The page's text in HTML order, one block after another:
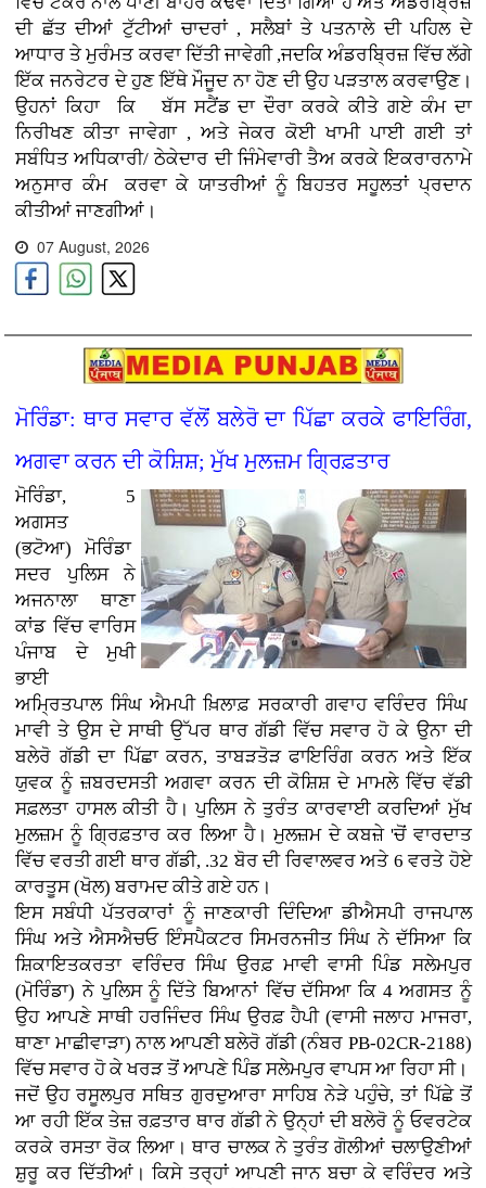
ਦੀ ਛੱਤ ਦੀਆਂ ਟੁੱਟੀਆਂ ਚਾਦਰਾਂ , ਸਲੈਬਾਂ ਤੇ ਪਤਨਾਲੇ ਦੀ ਪਹਿਲ ਦੇ
ਆਧਾਰ ਤੇ ਮੁਰੰਮਤ ਕਰਵਾ ਦਿੱਤੀ ਜਾਵੇਗੀ ,ਜਦਕਿ ਅੰਡਰਬ੍ਰਿਜ਼ ਵਿੱਚ ਲੱਗੇ
ਇੱਕ ਜਨਰੇਟਰ ਦੇ ਹੁਣ ਇੱਥੇ ਮੌਜੂਦ ਨਾ ਹੋਣ ਦੀ ਉਹ ਪੜਤਾਲ ਕਰਵਾਉਣ।
ਉਹਨਾਂ ਕਿਹਾ ਕਿ ਬੱਸ ਸਟੈਂਡ ਦਾ ਦੌਰਾ ਕਰਕੇ ਕੀਤੇ ਗਏ ਕੰਮ ਦਾ
ਨਿਰੀਖਣ ਕੀਤਾ ਜਾਵੇਗਾ , ਅਤੇ ਜੇਕਰ ਕੋਈ ਖਾਮੀ ਪਾਈ ਗਈ ਤਾਂ
ਸਬੰਧਿਤ ਅਧਿਕਾਰੀ/ ਠੇਕੇਦਾਰ ਦੀ ਜਿੰਮੇਵਾਰੀ ਤੈਅ ਕਰਕੇ ਇਕਰਾਰਨਾਮੇ
ਅਨੁਸਾਰ ਕੰਮ
ਕਰਵਾ ਕੇ ਯਾਤਰੀਆਂ ਨੂੰ ਬਿਹਤਰ ਸਹੂਲਤਾਂ ਪ੍ਰਦਾਨ
ਕੀਤੀਆਂ ਜਾਣਗੀਆਂ।
07 August, 2026
ਮੋਰਿੰਡਾ: ਥਾਰ ਸਵਾਰ ਵੱਲੋਂ ਬਲੇਰੋ ਦਾ ਪਿੱਛਾ ਕਰਕੇ ਫਾਇਰਿੰਗ,
ਅਗਵਾ ਕਰਨ ਦੀ ਕੋਸ਼ਿਸ਼; ਮੁੱਖ ਮੁਲਜ਼ਮ ਗ੍ਰਿਫ਼ਤਾਰ
ਮੋਰਿੰਡਾ, 5
ਅਗਸਤ
(ਭਟੋਆ)ਮੋਰਿੰਡਾ
ਸਦਰ ਪੁਲਿਸ ਨੇ
ਅਜਨਾਲਾ ਥਾਣਾ
ਕਾਂਡ ਵਿੱਚ ਵਾਰਿਸ
ਪੰਜਾਬ ਦੇ ਮੁਖੀ
ਭਾਈ
ਅਮ੍ਰਿਤਪਾਲ ਸਿੰਘ ਐਮਪੀ ਖ਼ਿਲਾਫ਼ ਸਰਕਾਰੀ ਗਵਾਹ ਵਰਿੰਦਰ ਸਿੰਘ
ਮਾਵੀ ਤੇ ਉਸ ਦੇ ਸਾਥੀ ਉੱਪਰ ਥਾਰ ਗੱਡੀ ਵਿੱਚ ਸਵਾਰ ਹੋ ਕੇ ਉਨਾ ਦੀ
ਬਲੇਰੋ ਗੱਡੀ ਦਾ ਪਿੱਛਾ ਕਰਨ, ਤਾਬੜਤੋੜ ਫਾਇਰਿੰਗ ਕਰਨ ਅਤੇ ਇੱਕ
ਯੁਵਕ ਨੂੰ ਜ਼ਬਰਦਸਤੀ ਅਗਵਾ ਕਰਨ ਦੀ ਕੋਸ਼ਿਸ਼ ਦੇ ਮਾਮਲੇ ਵਿੱਚ ਵੱਡੀ
ਸਫ਼ਲਤਾ ਹਾਸਲ ਕੀਤੀ ਹੈ। ਪੁਲਿਸ ਨੇ ਤੁਰੰਤ ਕਾਰਵਾਈ ਕਰਦਿਆਂ ਮੁੱਖ
ਮੁਲਜ਼ਮ ਨੂੰ ਗ੍ਰਿਫ਼ਤਾਰ ਕਰ ਲਿਆ ਹੈ। ਮੁਲਜ਼ਮ ਦੇ ਕਬਜ਼ੇ 'ਚੋਂ ਵਾਰਦਾਤ
ਵਿੱਚ ਵਰਤੀ ਗਈ ਥਾਰ ਗੱਡੀ, .32 ਬੋਰ ਦੀ ਰਿਵਾਲਵਰ ਅਤੇ 6 ਵਰਤੇ ਹੋਏ
ਕਾਰਤੂਸ (ਖੋਲ) ਬਰਾਮਦ ਕੀਤੇ ਗਏ ਹਨ।
ਇਸ ਸਬੰਧੀ ਪੱਤਰਕਾਰਾਂ ਨੂੰ ਜਾਣਕਾਰੀ ਦਿੰਦਿਆ ਡੀਐਸਪੀ ਰਾਜਪਾਲ
ਸਿੰਘ ਅਤੇ ਐਸਐਚਓ ਇੰਸਪੈਕਟਰ ਸਿਮਰਨਜੀਤ ਸਿੰਘ ਨੇ ਦੱਸਿਆ ਕਿ
ਸ਼ਿਕਾਇਤਕਰਤਾ ਵਰਿੰਦਰ ਸਿੰਘ ਉਰਫ਼ ਮਾਵੀ ਵਾਸੀ ਪਿੰਡ ਸਲੇਮਪੁਰ
(ਮੋਰਿੰਡਾ) ਨੇ ਪੁਲਿਸ ਨੂੰ ਦਿੱਤੇ ਬਿਆਨਾਂ ਵਿੱਚ ਦੱਸਿਆ ਕਿ 4 ਅਗਸਤ ਨੂੰ
ਉਹ ਆਪਣੇ ਸਾਥੀ ਹਰਜਿੰਦਰ ਸਿੰਘ ਉਰਫ਼ ਹੈਪੀ (ਵਾਸੀ ਜਲਾਹ ਮਾਜਰਾ,
ਥਾਣਾ ਮਾਛੀਵਾੜਾ) ਨਾਲ ਆਪਣੀ ਬਲੇਰੋ ਗੱਡੀ (ਨੰਬਰ PB-02CR-2188)
ਵਿੱਚ ਸਵਾਰ ਹੋ ਕੇ ਖਰੜ ਤੋਂ ਆਪਣੇ ਪਿੰਡ ਸਲੇਮਪੁਰ ਵਾਪਸ ਆ ਰਿਹਾ ਸੀ।
ਜਦੋਂ ਉਹ ਰਸੂਲਪੁਰ ਸਥਿਤ ਗੁਰਦੁਆਰਾ ਸਾਹਿਬ ਨੇੜੇ ਪਹੁੰਚੇ, ਤਾਂ ਪਿੱਛੇ ਤੋਂ
ਆ ਰਹੀ ਇੱਕ ਤੇਜ਼ ਰਫ਼ਤਾਰ ਥਾਰ ਗੱਡੀ ਨੇ ਉਨ੍ਹਾਂ ਦੀ ਬਲੇਰੋ ਨੂੰ ਓਵਰਟੇਕ
ਕਰਕੇ ਰਸਤਾ ਰੋਕ ਲਿਆ। ਥਾਰ ਚਾਲਕ ਨੇ ਤੁਰੰਤ ਗੋਲੀਆਂ ਚਲਾਉਣੀਆਂ
ਸ਼ੁਰੂ ਕਰ ਦਿੱਤੀਆਂ। ਕਿਸੇ ਤਰ੍ਹਾਂ ਆਪਣੀ ਜਾਨ ਬਚਾ ਕੇ ਵਰਿੰਦਰ ਅਤੇ